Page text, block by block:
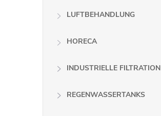
LUFTBEHANDLUNG
HORECA
INDUSTRIELLE FILTRATION
REGENWASSERTANKS